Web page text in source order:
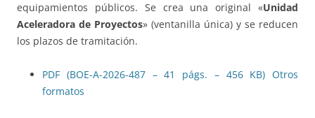
equipamientos públicos. Se crea una original «Unidad
Aceleradora de Proyectos» (ventanilla única) y se reducen
los plazos de tramitación.
PDF (BOE-A-2026-487 – 41 págs. – 456 KB) Otros
formatos